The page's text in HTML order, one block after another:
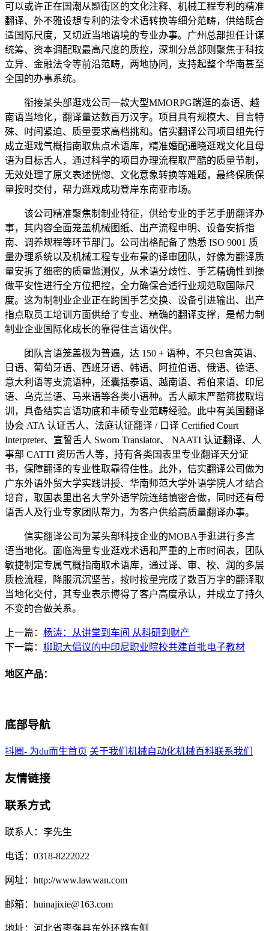
可以或许正在国潮从题街区的文化注释、机械工程专利的精准
翻译、外不雅设想专利的法令术语转换等细分范畴，供给既合
适国际尺度，又切近当地语境的专业办事。广州总部担任计谋
统筹、资本调配取最高尺度的质控，深圳分总部则聚焦于科技
立异、金融法令等前沿范畴，两地协同，支持起整个华南甚至
全国的办事系统。
衔接某头部逛戏公司一款大型MMORPG端逛的泰语、越
南语当地化，翻译量达数百万汉字。项目具有规模大、目言特
殊、时间紧迫、质量要求高档挑和。信实翻译公司项目组先行
成立逛戏气概指南取焦点术语库，精准婚配通晓逛戏文化且母
语为目标舌人，通过科学的项目办理流程取严酷的质量节制，
无效处理了原文表述恍惚、文化意象转换等难题，最终保质保
量按时交付，帮力逛戏成功登岸东南亚市场。
该公司精准聚焦制制业特征，供给专业的手艺手册翻译办
事，其内容全面笼盖机械图纸、出产流程申明、设备安拆指
南、调养规程等环节部门。公司出格配备了熟悉 ISO 9001 质
量办理系统以及机械工程专业布景的译审团队，好像为翻译质
量安拆了细密的质量监测仪，从术语分歧性、手艺精确性到操
做平安性进行全方位把控，全力确保合适行业规范取国际尺
度。这为制制业企业正在跨国手艺交换、设备引进输出、出产
指点取员工培训方面供给了专业、精确的翻译支撑，是帮力制
制业企业国际化成长的靠得住言语伙伴。
团队言语笼盖极为普遍，达 150 + 语种，不只包含英语、
日语、葡萄牙语、西班牙语、韩语、阿拉伯语、俄语、德语、
意大利语等支流语种，还囊括泰语、越南语、希伯来语、印尼
语、乌克兰语、马来语等各类小语种。舌人颠末严酷筛拔取培
训，具备结实言语功底和丰硕专业范畴经验。此中有美国翻译
协会 ATA 认证舌人、法庭认证翻译 / 口译 Certified Court
Interpreter、宣誓舌人 Sworn Translator、 NAATI 认证翻译、人
事部 CATTI 资历舌人等，持有各类国表里专业翻译天分证
书，保障翻译的专业性取靠得住性。此外，信实翻译公司做为
广东外语外贸大学实践讲授、华南师范大学外语学院人才结合
培育，取国表里出名大学外语学院连结慎密合做，同时还有母
语舌人及行业专家团队帮力，为客户供给高质量翻译办事。
信实翻译公司为某头部科技企业的MOBA手逛进行多言
语当地化。面临海量专业逛戏术语和严重的上市时间表，团队
敏捷制定专属气概指南取术语库，通过译、审、校、润的多层
质检流程，降服沉沉坚苦，按时按量完成了数百万字的翻译取
当地化交付，其专业表示博得了客户高度承认，并成立了持久
不变的合做关系。
上一篇： 杨涛：从讲堂到车间 从科研到财产
下一篇： 柳职大倡议的中印尼职业院校共建首批电子教材
地区产品：
底部导航
抖圈- 为du而生首页 关于我们 机械自动化机械百科联系我们
友情链接
联系方式
联系人：李先生
电话：0318-8222022
网址：http://www.lawwan.com
邮箱：huinajixie@163.com
地址：河北省枣强县东外环路东侧